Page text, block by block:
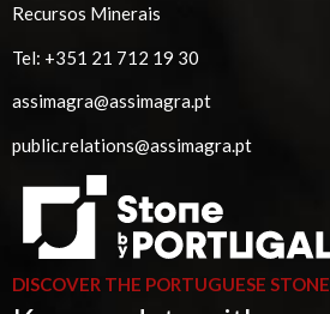
Recursos Minerais
Tel: +351 21 712 19 30
assimagra@assimagra.pt
public.relations@assimagra.pt
DISCOVER THE PORTUGUESE STONE